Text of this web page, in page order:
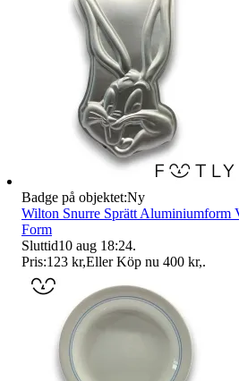
Badge på objektet:Ny
Wilton Snurre Sprätt Aluminiumform
Form
Sluttid10 aug 18:24.
Pris:123 kr,Eller Köp nu 400 kr,.